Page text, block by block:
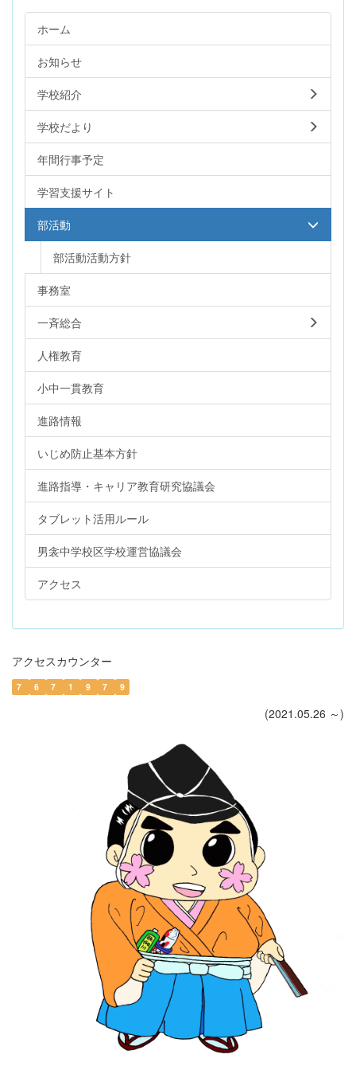
ホーム
お知らせ
学校紹介
学校だより
年間行事予定
学習支援サイト
部活動
部活動活動方針
事務室
一斉総合
人権教育
小中一貫教育
進路情報
いじめ防止基本方針
進路指導・キャリア教育研究協議会
タブレット活用ルール
男衾中学校区学校運営協議会
アクセス
アクセスカウンター
7 6 7 1 9 7 9
(2021.05.26 ～)